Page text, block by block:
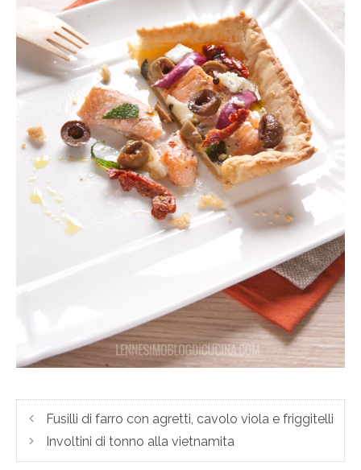
Fusilli di farro con agretti, cavolo viola e friggitelli
Involtini di tonno alla vietnamita